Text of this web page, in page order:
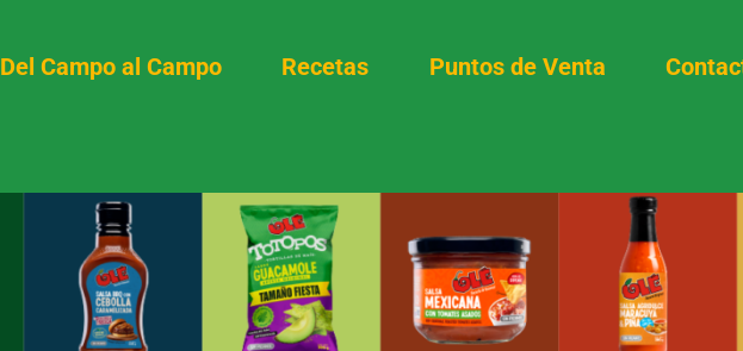
Del Campo al Campo Recetas Puntos de Venta